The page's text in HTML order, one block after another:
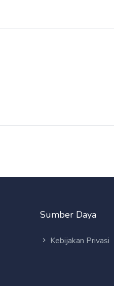
Sumber Daya
Kebijakan Privasi